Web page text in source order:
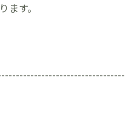
ます。